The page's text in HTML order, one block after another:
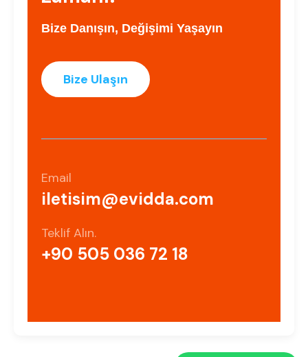
Bize Danışın, Değişimi Yaşayın
Bize Ulaşın
Email
iletisim@evidda.com​
Teklif Alın.
+90 505 036 72 18